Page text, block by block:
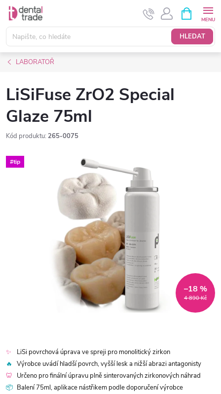
Přejít
obsah
HLEDAT
NÁKUPNÍ
KOŠÍK
LABORATOŘ
LiSiFuse ZrO2 Special
Glaze 75ml
Kód produktu: 265-0075
#tip
4 890 Kč
–18 %
✨
LiSi povrchová úprava ve spreji pro monolitický zirkon
🔥
Výrobce uvádí hladší povrch, vyšší lesk a nižší abrazi antagonisty
🦷
Určeno pro finální úpravu plně sinterovaných zirkonových náhrad
📦 Balení 75ml, aplikace nástřikem podle doporučení výrobce